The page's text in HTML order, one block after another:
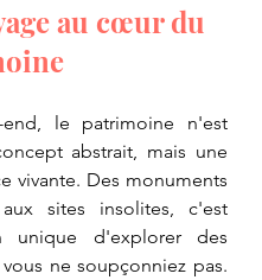
au cœur du
end, le patrimoine n'est
abstrait, mais une
vivante. Des monuments
sites insolites, c'est
unique d'explorer des
ne soupçonniez pas.